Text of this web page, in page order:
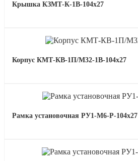
Крышка КЗМТ-К-1В-104х27
Корпус КМТ-КВ-1П/М32-1В-104х27
Рамка установочная РУ1-М6-Р-104х27